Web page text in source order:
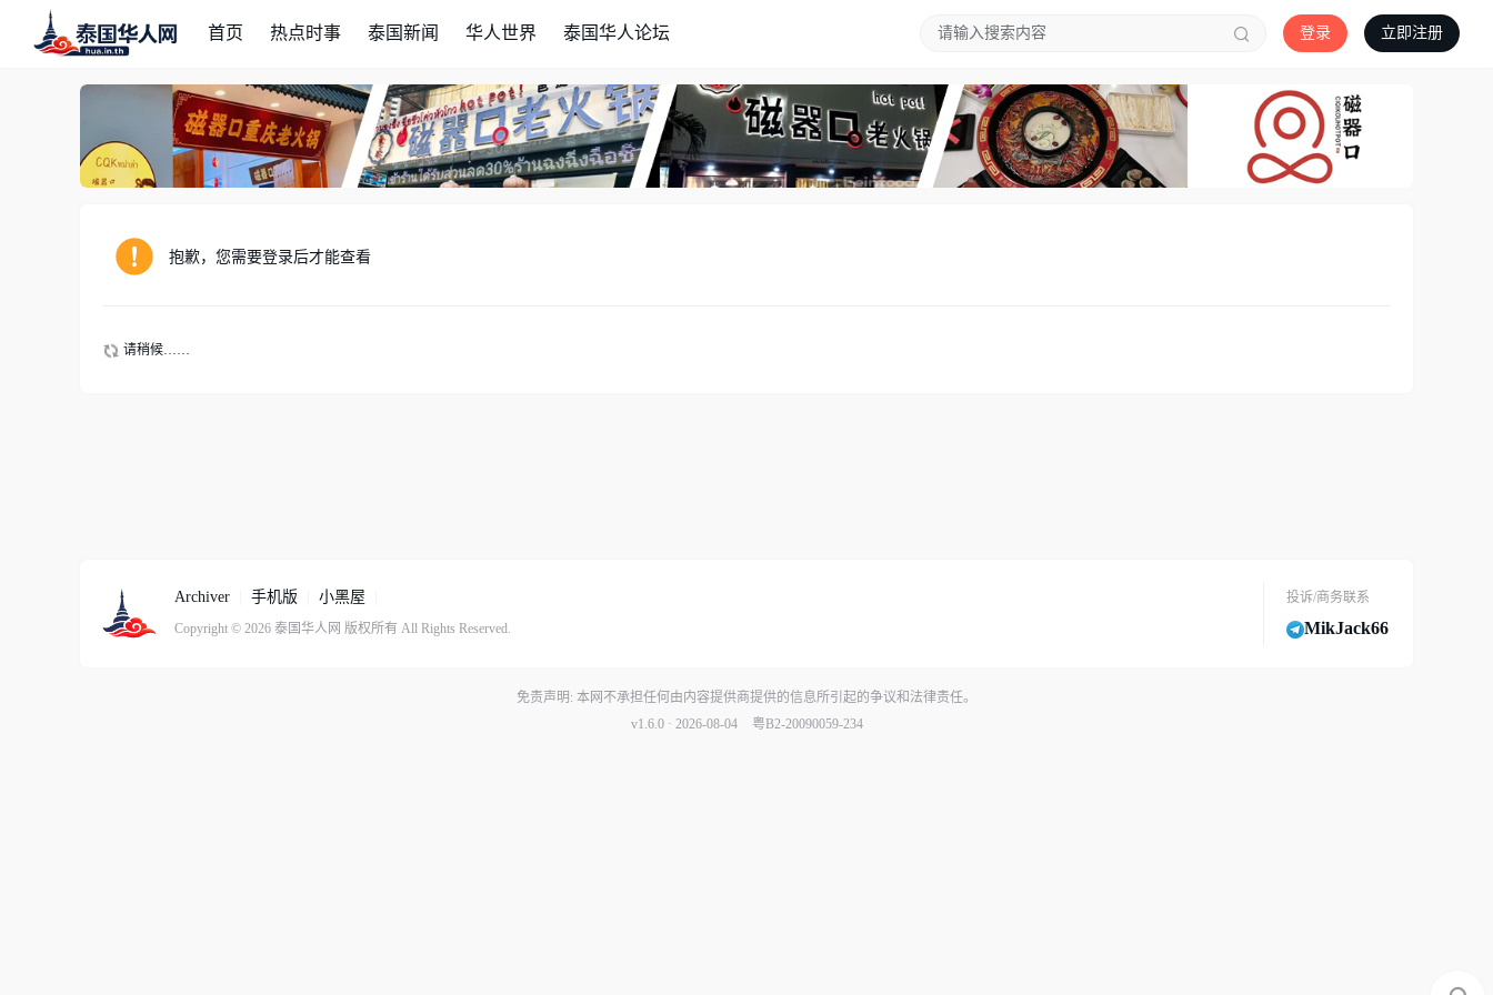
首页 热点时事 泰国新闻 华人世界 泰国华人论坛 登录 立即注册
抱歉，您需要登录后才能查看
请稍候……
投诉/商务联系
MikJack66
Archiver 手机版 小黑屋
Copyright © 2026 泰国华人网 版权所有 All Rights Reserved.
免责声明: 本网不承担任何由内容提供商提供的信息所引起的争议和法律责任。
v1.6.0 · 2026-08-04
粤B2-20090059-234